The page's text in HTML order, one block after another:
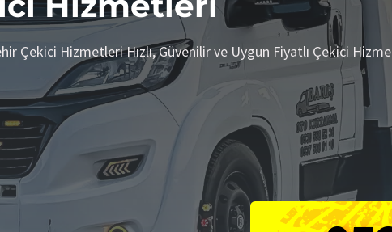
Çekici Hizmetleri Hızlı, Güvenilir ve Uygun Fiyatlı Çekici